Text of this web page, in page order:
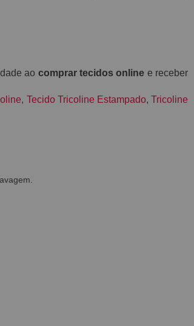
ao comprar tecidos online e receber
, Tecido Tricoline Estampado,Tricoline